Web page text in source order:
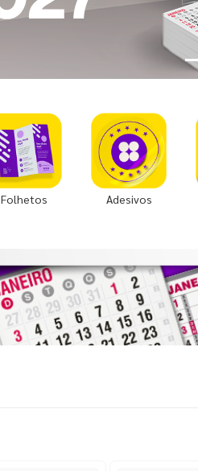
Folhetos Adesivos